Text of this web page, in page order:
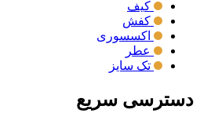
کیف
کفش
اکسسوری
عطر
تک سایز
دسترسی سریع